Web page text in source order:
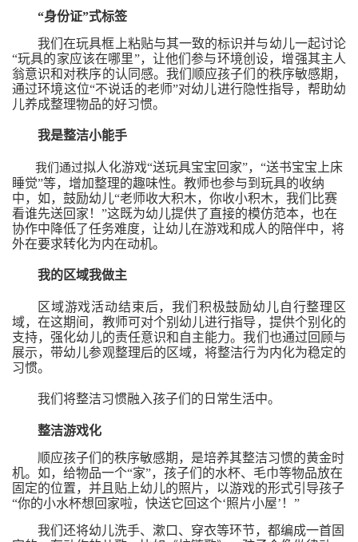
“身份证”式标签
我们在玩具框上粘贴与其一致的标识并与幼儿一起讨论
“玩具的家应该在哪里”，让他们参与环境创设，增强其主人
翁意识和对秩序的认同感。我们顺应孩子们的秩序敏感期，
通过环境这位“不说话的老师”对幼儿进行隐性指导 ，帮助幼
儿养成整理物品的好习惯。
我是整洁小能手
我们通过拟人化游戏“送玩具宝宝回家”， “送书宝宝上床
睡觉”等，增加整理的趣味性。 教师也参与到玩具的收纳
中，如，鼓励幼儿“老师收大积木，你收小积木，我们比赛
看谁先送回家！”这既为幼儿提供了直接的模仿范本， 也在
协作中降低了任务难度，让幼儿在游戏和成人的 陪伴中，将
外在要求转化为内在动机。
我的区域我做主
区域游戏活动结束后，我们积极鼓励幼儿自行整理区
域，在这期间，教师可对个别幼儿进行指导，提供个别化的
支持，强化幼儿的责任意识和自主能力。我们也通过回顾与
展示，带幼儿参观整理后的区域，将整洁行为内化为稳定的
习惯。
我们 将整洁习惯融入孩子们的 日常生活中。
整洁游戏化
顺应孩子们的秩序敏感期，是培养其整洁习惯的黄金时
机。 如， 给物品一个“家”，孩子们的水杯、毛巾等物品放在
固定的位置，并且贴上幼儿的照片，以游戏的形式引导孩子
“你的小水杯想回家啦，快送它回这个‘照片小屋’！”
我们还将幼儿洗手、漱口、穿衣等环节， 都编成一首固